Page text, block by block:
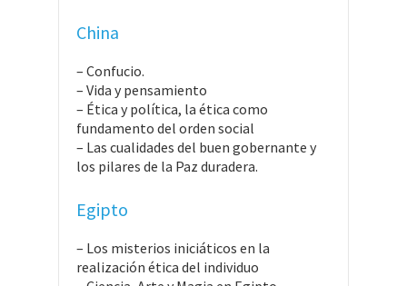
China
– Confucio.
– Vida y pensamiento
– Ética y política, la ética como
fundamento del orden social
– Las cualidades del buen gobernante y
los pilares de la Paz duradera.
Egipto
– Los misterios iniciáticos en la
realización ética del individuo